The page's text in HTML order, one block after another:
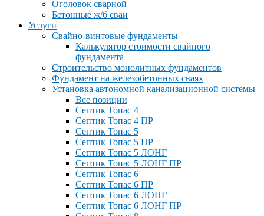
Оголовок сварной
Бетонные ж/б сваи
Услуги
Свайно-винтовые фундаменты
Калькулятор стоимости свайного
фундамента
Строительство монолитных фундаментов
Фундамент на железобетонных сваях
Установка автономной канализационной системы
Все позиции
Септик Топас 4
Септик Топас 4 ПР
Септик Топас 5
Септик Топас 5 ПР
Септик Топас 5 ЛОНГ
Септик Топас 5 ЛОНГ ПР
Септик Топас 6
Септик Топас 6 ПР
Септик Топас 6 ЛОНГ
Септик Топас 6 ЛОНГ ПР